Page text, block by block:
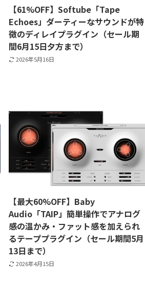
【61%OFF】Softube「Tape
Echoes」ダーティーなサウンドが特
徴のディレイプラグイン（セール期
間6月15日夕方まで）
2026年5月16日
【最大60%OFF】Baby
Audio「TAIP」簡単操作でアナログ
感の温かみ・ファット感を加えられ
るテーププラグイン（セール期間5月
13日まで）
2026年4月15日